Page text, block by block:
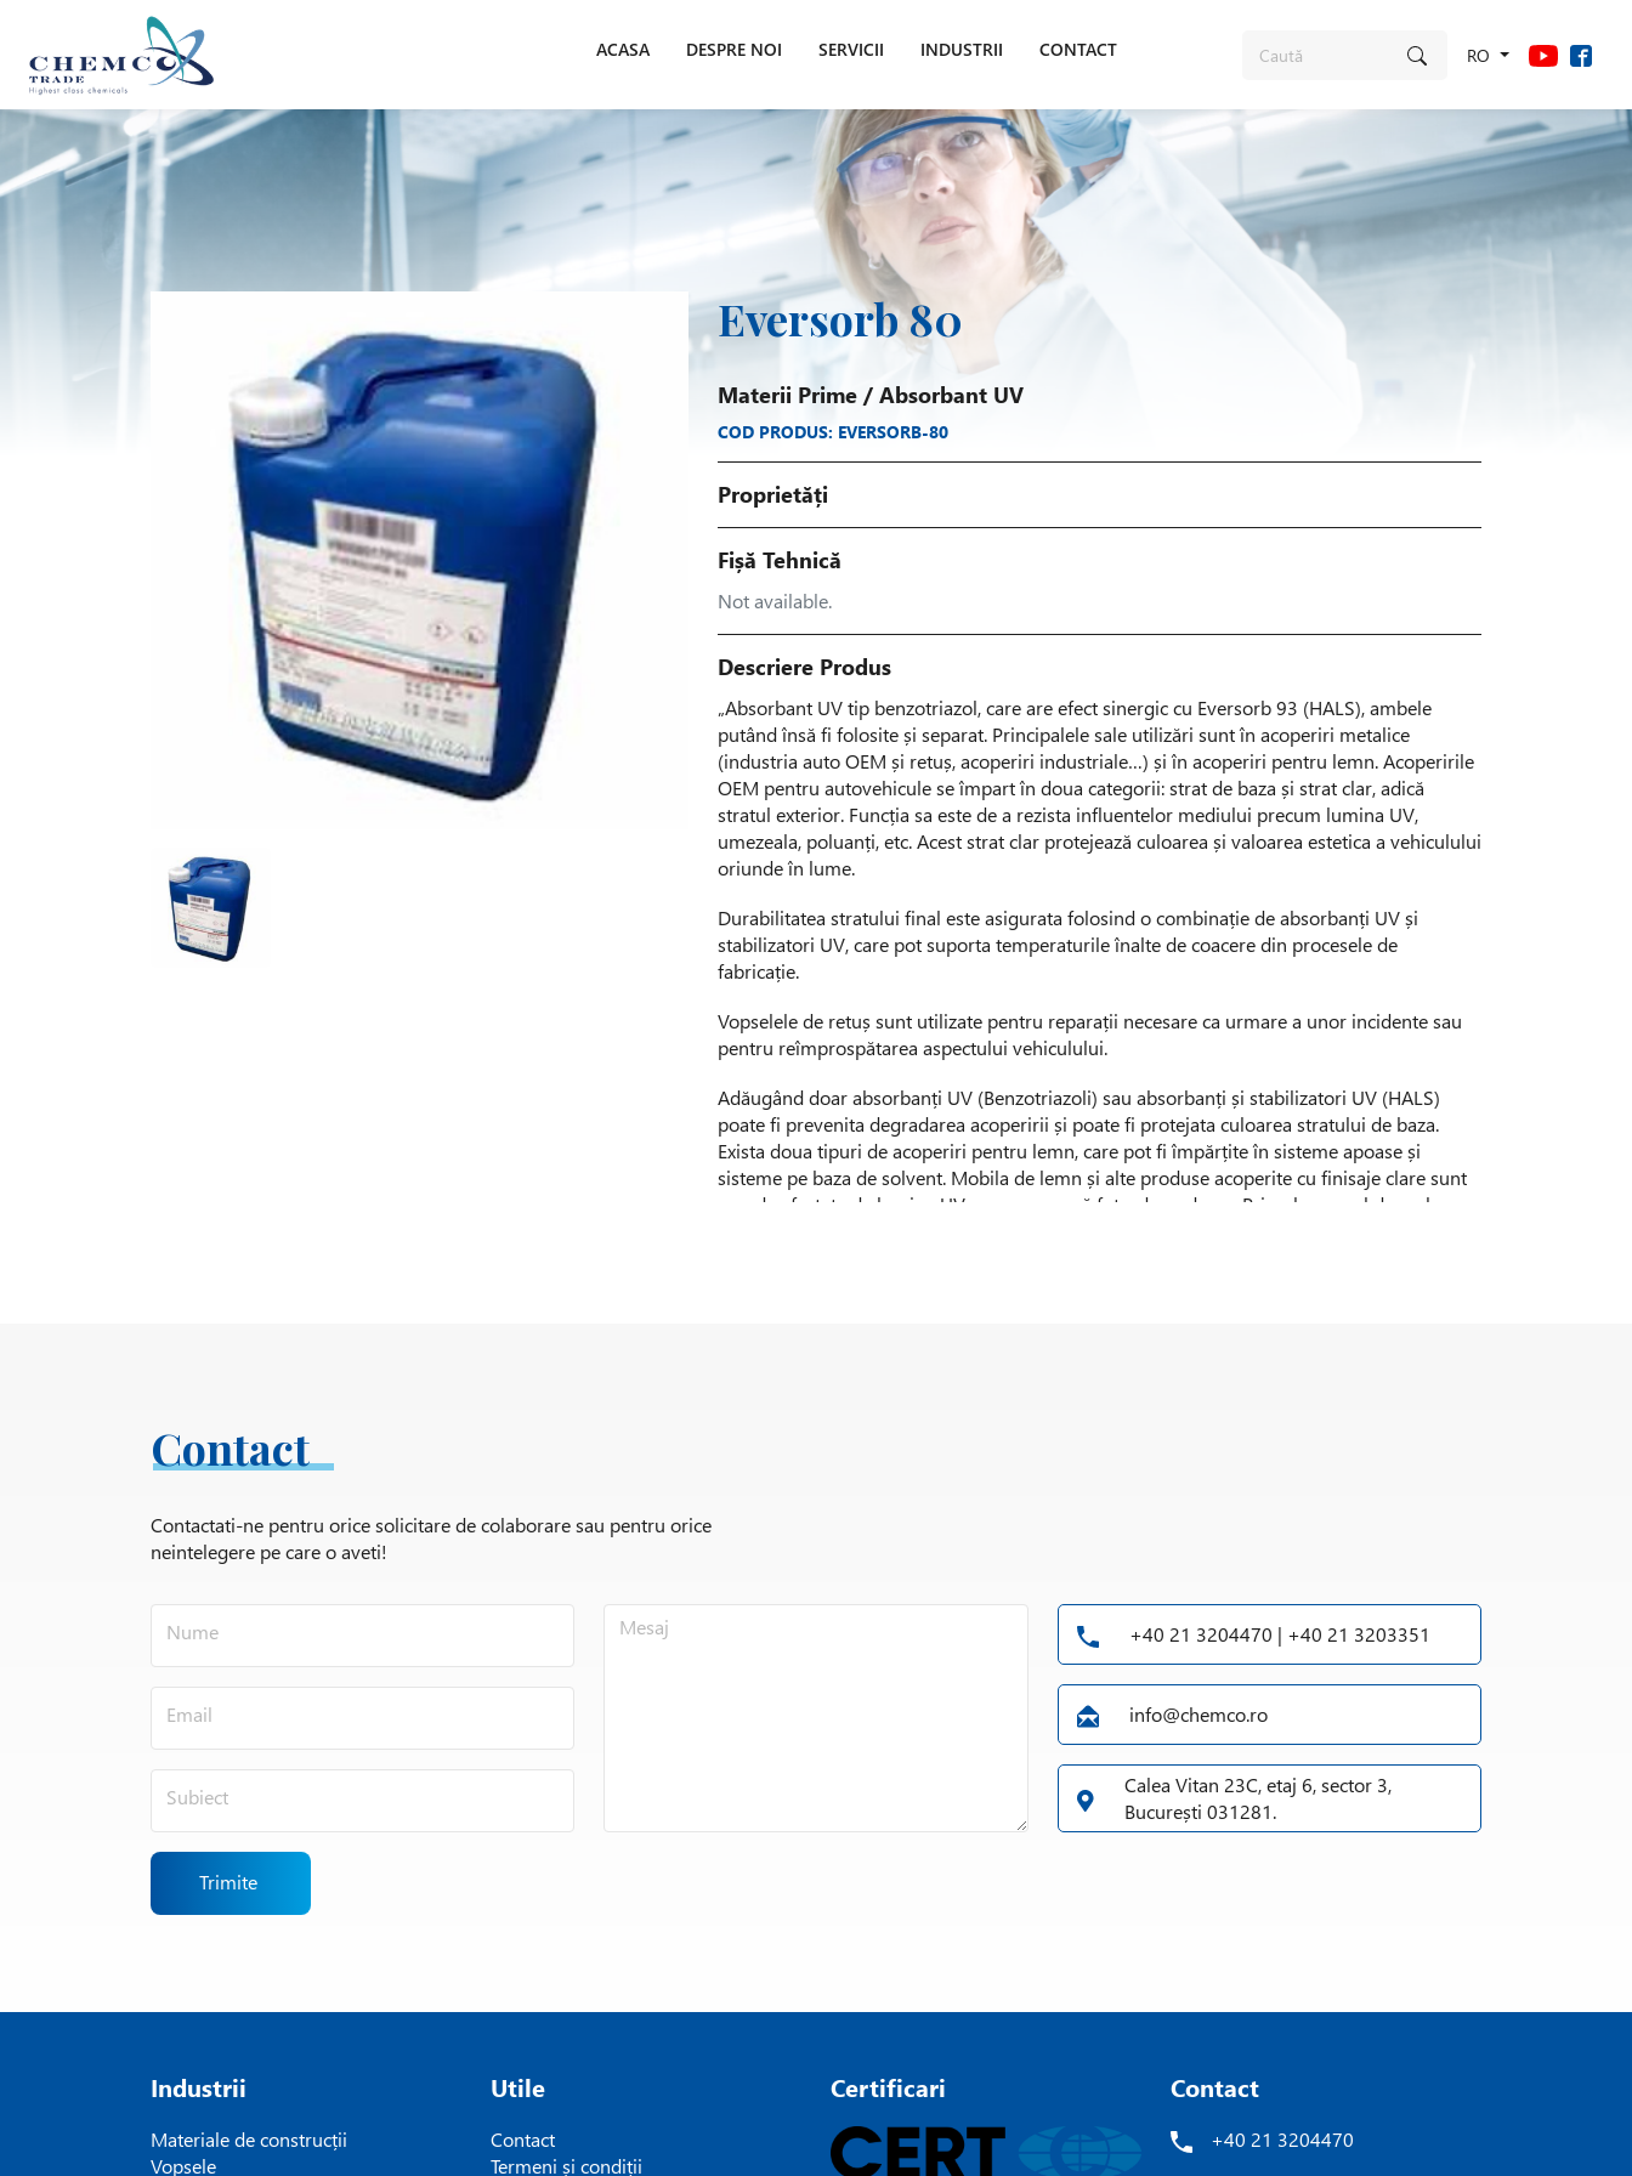
RO
ACASA DESPRE NOI SERVICII INDUSTRII CONTACT
Eversorb 80
Materii Prime/ Absorbant UV
COD PRODUS: EVERSORB-80
Proprietăți
Fișă Tehnică
Not available.
Descriere Produs
„Absorbant UV tip benzotriazol, care are efect sinergic cu Eversorb 93 (HALS), ambele
putând însă fi folosite și separat. Principalele sale utilizări sunt în acoperiri metalice
(industria auto OEM și retuș, acoperiri industriale…) și în acoperiri pentru lemn. Acoperirile
OEM pentru autovehicule se împart în doua categorii: strat de baza și strat clar, adică
stratul exterior. Funcția sa este de a rezista influentelor mediului precum lumina UV,
umezeala, poluanți, etc. Acest strat clar protejează culoarea și valoarea estetica a vehiculului
oriunde în lume.
Durabilitatea stratului final este asigurata folosind o combinație de absorbanți UV și
stabilizatori UV, care pot suporta temperaturile înalte de coacere din procesele de
fabricație.
Vopselele de retuș sunt utilizate pentru reparații necesare ca urmare a unor incidente sau
pentru reîmprospătarea aspectului vehiculului.
Adăugând doar absorbanți UV (Benzotriazoli) sau absorbanți și stabilizatori UV (HALS)
poate fi prevenita degradarea acoperirii și poate fi protejata culoarea stratului de baza.
Exista doua tipuri de acoperiri pentru lemn, care pot fi împărțite în sisteme apoase și
sisteme pe baza de solvent. Mobila de lemn și alte produse acoperite cu finisaje clare sunt
repede afectate de lumina UV, care provoacă foto-degradarea. Primul semn al daunelor
Contact
Contactati-ne pentru orice solicitare de colaborare sau pentru orice
neintelegere pe care o aveti!
Trimite
+40 21 3204470 | +40 21 3203351
info@chemco.ro
Calea Vitan 23C, etaj 6, sector 3,
București 031281.
Industrii
Materiale de construcții
Vopsele
Utile
Contact
Termeni și condiții
Contact
+40 21 3204470
Certificari